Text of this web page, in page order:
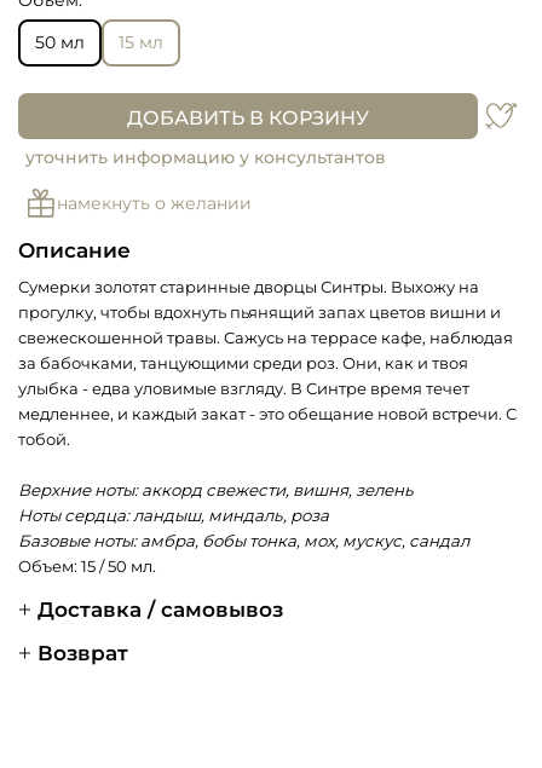
50 мл
15 мл
ДОБАВИТЬ В КОРЗИНУ
уточнить информацию у консультантов
намекнуть о желании
Описание
Сумерки золотят старинные дворцы Синтры. Выхожу на
прогулку, чтобы вдохнуть пьянящий запах цветов вишни и
свежескошенной травы. Сажусь на террасе кафе, наблюдая
за бабочками, танцующими среди роз. Они, как и твоя
улыбка - едва уловимые взгляду. В Синтре время течет
медленнее, и каждый закат - это обещание новой встречи. С
тобой.
Верхние ноты: аккорд свежести, вишня, зелень
Ноты сердца: ландыш, миндаль, роза
Базовые ноты: амбра, бобы тонка, мох, мускус, сандал
Объем: 15 / 50 мл.
Доставка / самовывоз
Возврат